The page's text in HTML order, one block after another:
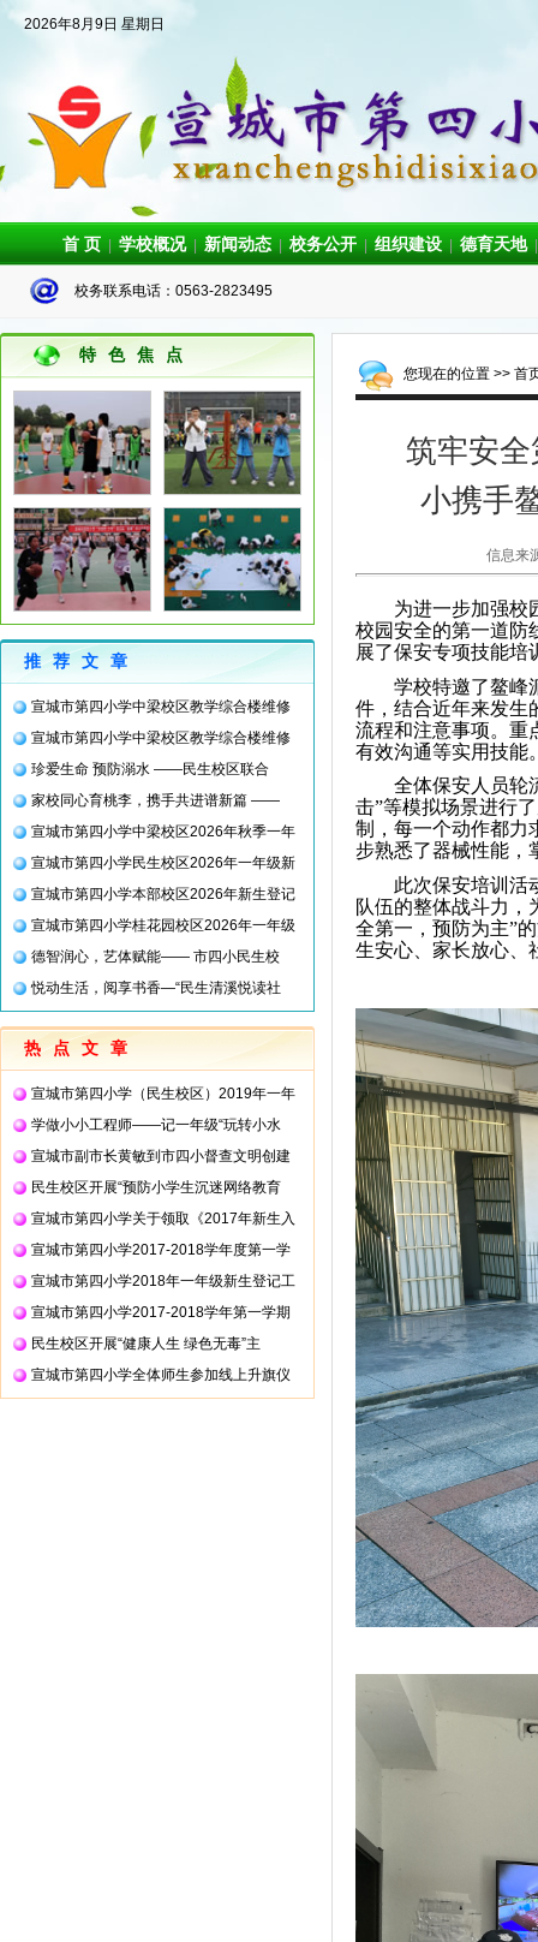
2026年8月9日 星期日
首 页 学校概况 新闻动态 校务公开 组织建设 德育天地
校务联系电话：0563-2823495
特色焦点
推荐文章
宣城市第四小学中梁校区教学综合楼维修
宣城市第四小学中梁校区教学综合楼维修
珍爱生命 预防溺水 ——民生校区联合
家校同心育桃李，携手共进谱新篇 ——
宣城市第四小学中梁校区2026年秋季一年
宣城市第四小学民生校区2026年一年级新
宣城市第四小学本部校区2026年新生登记
宣城市第四小学桂花园校区2026年一年级
德智润心，艺体赋能—— 市四小民生校
悦动生活，阅享书香—“民生清溪悦读社
热点文章
宣城市第四小学（民生校区）2019年一年
学做小小工程师——记一年级“玩转小水
宣城市副市长黄敏到市四小督查文明创建
民生校区开展“预防小学生沉迷网络教育
宣城市第四小学关于领取《2017年新生入
宣城市第四小学2017-2018学年度第一学
宣城市第四小学2018年一年级新生登记工
宣城市第四小学2017-2018学年第一学期
民生校区开展“健康人生 绿色无毒”主
宣城市第四小学全体师生参加线上升旗仪
您现在的位置 >> 首
筑牢安
小携手
信息来
为进一步加强校
校园安全的第一道防
展了保安专项技能培
学校特邀了鳌峰
件，结合近年来发生
流程和注意事项。重
有效沟通等实用技能
全体保安人员轮
击”等模拟场景进行
制，每一个动作都力
步熟悉了器械性能，
此次保安培训活动
队伍的整体战斗力，
全第一，预防为主”
生安心、家长放心、